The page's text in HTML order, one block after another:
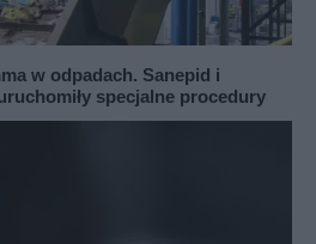
w odpadach. Sanepid i
specjalne procedury